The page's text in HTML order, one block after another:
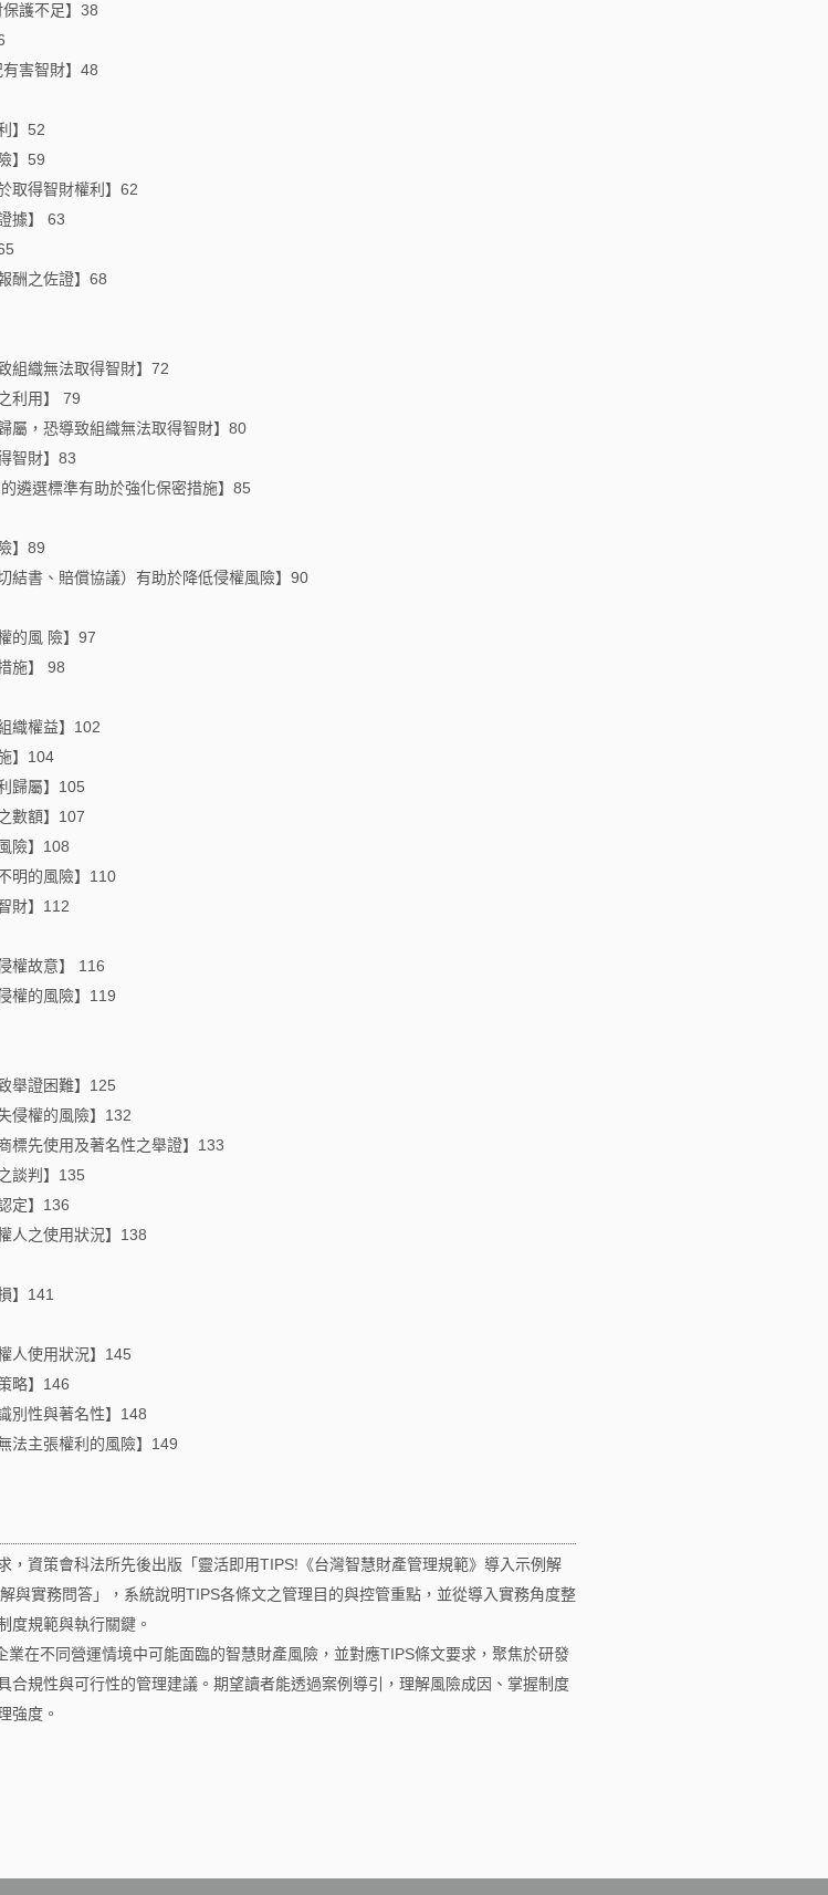
護不足】38
害智財】48
】52
】59
取得智財權利】62
據】 63
酬之佐證】68
組織無法取得智財】72
利用】 79
屬，恐導致組織無法取得智財】80
智財】83
遴選標準有助於強化保密措施】85
】89
結書、賠償協議）有助於降低侵權風險】90
的風 險】97
施】 98
織權益】102
】104
歸屬】105
數額】107
險】108
明的風險】110
財】112
權故意】 116
權的風險】119
舉證困難】125
侵權的風險】132
標先使用及著名性之舉證】133
談判】135
定】136
人之使用狀況】138
】141
人使用狀況】145
略】146
別性與著名性】148
法主張權利的風險】149
，資策會科法所先後出版「靈活即用TIPS!《台灣智慧財產管理規範》導入示例解
與實務問答」，系統說明TIPS各條文之管理目的與控管重點，並從導入實務角度整
度規範與執行關鍵。
在不同營運情境中可能面臨的智慧財產風險，並對應TIPS條文要求，聚焦於研發
規性與可行性的管理建議。期望讀者能透過案例導引，理解風險成因、掌握制度
強度。